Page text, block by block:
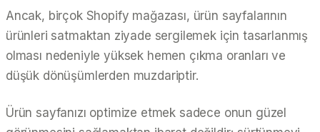
Ancak, birçok Shopify mağazası, ürün sayfalarının
ürünleri satmaktan ziyade sergilemekiçin tasarlanmış
olması nedeniyle yüksek hemen çıkma oranları ve
düşük dönüşümlerden muzdariptir.
Ürün sayfanızı optimize etmek sadece onun güzel